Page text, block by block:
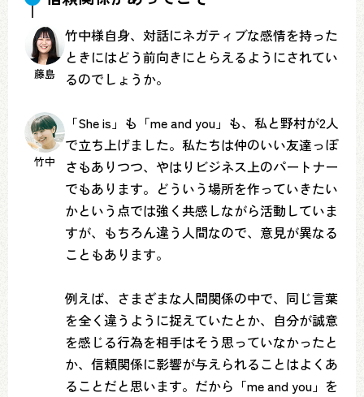
藤島
竹中様自身、対話にネガティブな感情を持った
ときにはどう前向きにとらえるようにされてい
るのでしょうか。
竹中
「She is」も「me and you」も、私と野村が2人
で立ち上げました。私たちは仲のいい友達っぽ
さもありつつ、やはりビジネス上のパートナー
でもあります。どういう場所を作っていきたい
かという点では強く共感しながら活動していま
すが、もちろん違う人間なので、意見が異なる
こともあります。
例えば、さまざまな人間関係の中で、同じ言葉
を全く違うように捉えていたとか、自分が誠意
を感じる行為を相手はそう思っていなかったと
か、信頼関係に影響が与えられることはよくあ
ることだと思います。だから「me and you」を